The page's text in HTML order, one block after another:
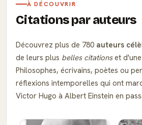
À DÉCOUVRIR
Citations par auteurs
Découvrez plus de 780 auteurs
de leurs plus belles citationset
Philosophes, écrivains, poètes ou
réflexions intemporelles qui ont
Victor Hugo à Albert Einstein en